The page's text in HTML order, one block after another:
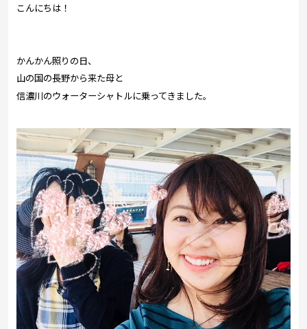
Well-being
ショッピング
お問い合わせ
こんにちは！
かんかん照りの日、
山の国の長野から来た母と
信濃川のウォーターシャトルに乗ってきました。